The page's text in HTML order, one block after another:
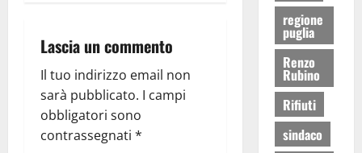
Lascia un commento
Il tuo indirizzo email non
sarà pubblicato. I campi
obbligatori sono
contrassegnati *
regione
puglia
Renzo
Rubino
Rifiuti
sindaco